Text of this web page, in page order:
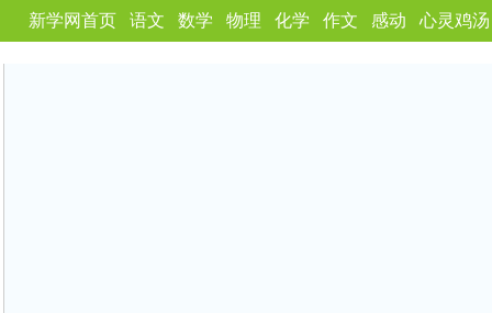
新学网首页 语文 数学 物理 化学 作文 感动 心灵鸡汤